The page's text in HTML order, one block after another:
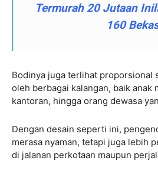
Termurah 20 Jutaan
160
Bodinya juga terlihat proporsional
oleh berbagai kalangan, baik anak
kantoran, hingga orang dewasa
Dengan desain seperti ini,
merasa nyaman, tetapi juga lebih
di jalanan perkotaan maupun